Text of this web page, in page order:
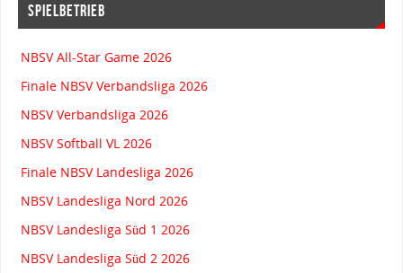
SPIELBETRIEB
NBSV All-Star Game 2026
Finale NBSV Verbandsliga 2026
NBSV Verbandsliga 2026
NBSV Softball VL 2026
Finale NBSV Landesliga 2026
NBSV Landesliga Nord 2026
NBSV Landesliga Süd 1 2026
NBSV Landesliga Süd 2 2026